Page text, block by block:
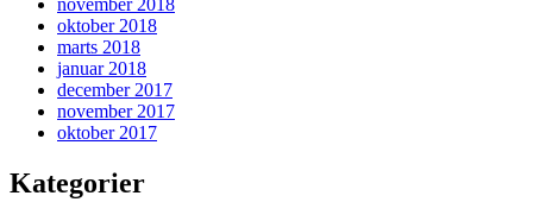
november 2018
oktober 2018
marts 2018
januar 2018
december 2017
november 2017
oktober 2017
Kategorier